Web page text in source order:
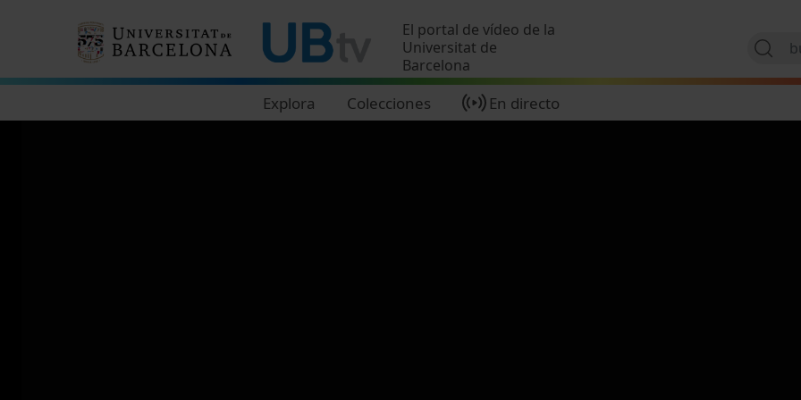
El portal de vídeo de la
Universitat de
Barcelona
Explora Colecciones En directo